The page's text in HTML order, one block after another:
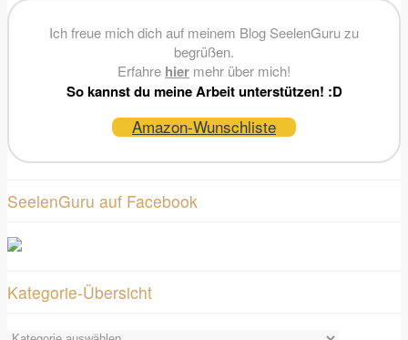
Ich freue mich dich auf meinem Blog SeelenGuru zu
begrüßen.
Erfahre hier mehr über mich!
So kannst du meine Arbeit unterstützen! :D
Amazon-Wunschliste
SeelenGuru auf Facebook
Kategorie-Übersicht
Kategorie-